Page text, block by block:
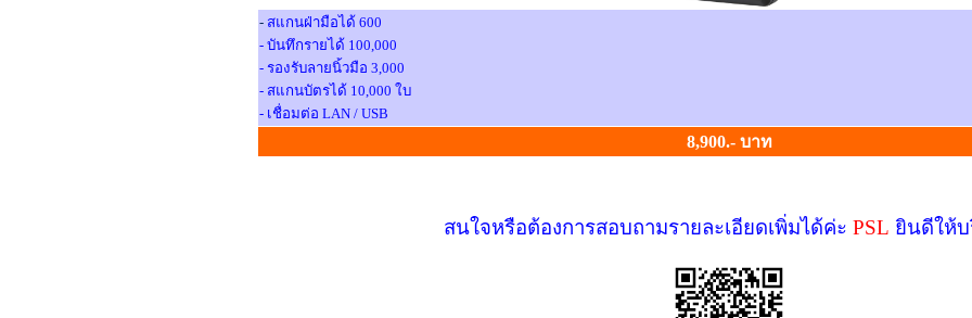
- สแกนฝ่ามือได้ 600
- บันทึกรายได้ 100,000
- รองรับลายนิ้วมือ 3,000
- สแกนบัตรได้ 10,000 ใบ
- เชื่อมต่อ LAN / USB
8,900.- บาท
สนใจหรือต้องการสอบถามรายละเอียดเพิ่มได้ค่ะ PSL ยินดีให้บ